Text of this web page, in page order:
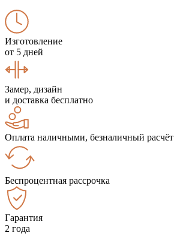
Изготовление
от 5 дней
Замер, дизайн
и доставка бесплатно
Оплата наличными, безналичный расчёт
Беспроцентная рассрочка
Гарантия
2 года